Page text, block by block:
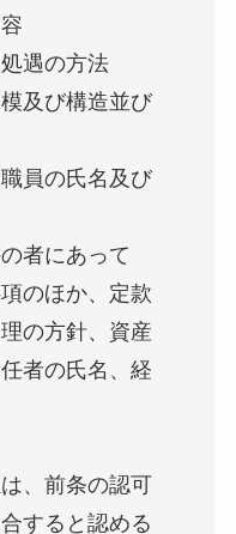
遇の方法
及び構造並び
員の氏名及び
者にあって
のほか、定款
の方針、資産
者の氏名、経
、前条の認可
すると認める